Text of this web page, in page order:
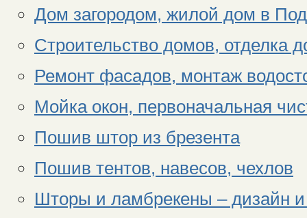
Дом загородом, жилой дом в
Строительство домов, отделка
Ремонт фасадов, монтаж
Мойка окон, первоначальная
Пошив штор из брезента
Пошив тентов, навесов, чехлов
Шторы и ламбрекены – дизайн